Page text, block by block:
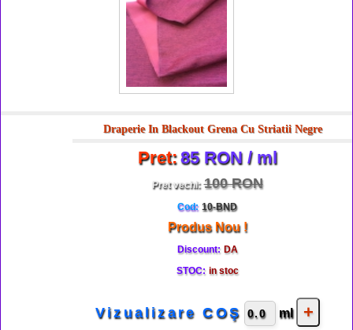
Draperie In Blackout Grena Cu Striatii Negre
Pret:85 RON / ml
Pret vechi: 100 RON
Cod: 10-BND
Produs Nou !
Discount: DA
STOC: in stoc
Vizualizare COŞ ml